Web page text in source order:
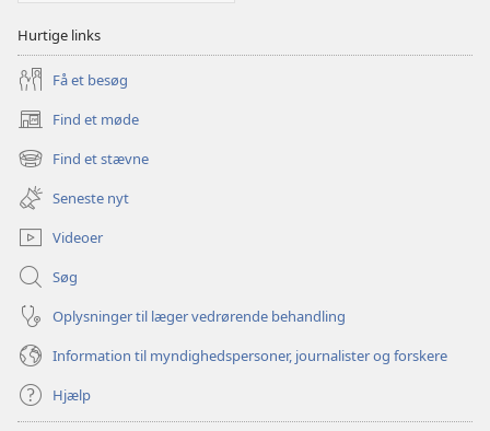
Hurtige links
Få et besøg
Find et møde
(åbner
nyt
vindue)
Find et stævne
(åbner
nyt
vindue)
Seneste nyt
Videoer
Søg
Oplysninger til læger vedrørende behandling
Information til myndighedspersoner, journalister og forskere
Hjælp